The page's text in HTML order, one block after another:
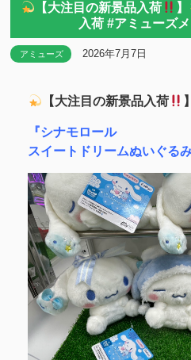
【大注目の新景品入荷 】
入荷 #アミューズ
アミューズ 2026年7月7日
【大注目の新景品入荷 】
『シナモロール
スイートドリームぬいぐるみ